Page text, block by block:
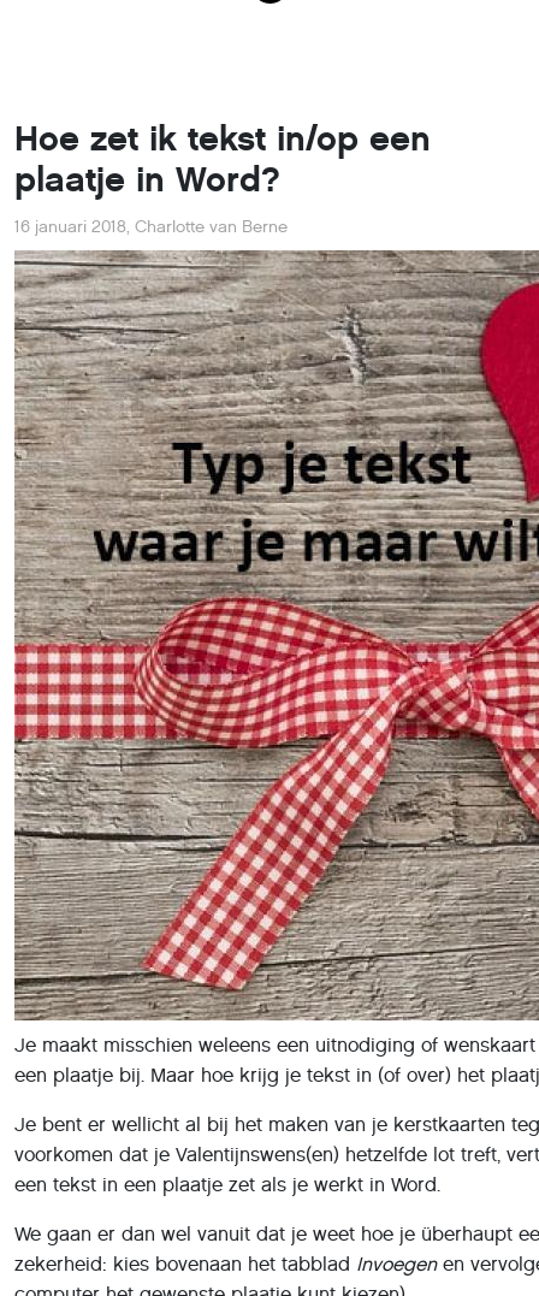
Hoe zet ik tekst in/op een
plaatje in Word?
16 januari 2018, Charlotte van Berne
Je maakt misschien weleens een uitnodiging of
een plaatje bij. Maar hoe krijg je tekst in (of over) het
Je bent er wellicht al bij het maken van je kerstkaarten
voorkomen dat je Valentijnswens(en) hetzelfde lot treft,
een tekst in een plaatje zet als je werkt in Word.
We gaan er dan wel vanuit dat je weet hoe je überhaupt
zekerheid: kies bovenaan het tabblad Invoegenen